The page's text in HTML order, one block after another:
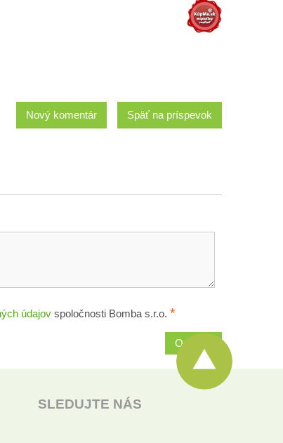
Späť na príspevok
Nový komentár
údajov spoločnosti Bomba s.r.o. *
Odoslať
SLEDUJTE NÁS